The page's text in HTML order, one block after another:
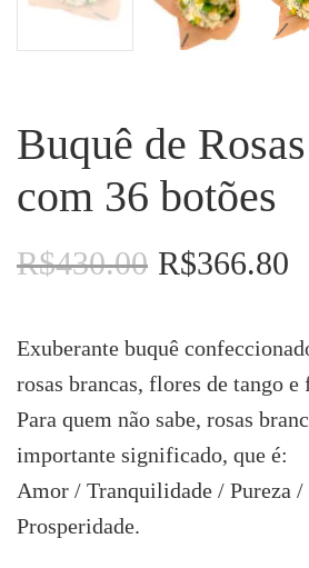
Buquê de
com 36 botões
R$430.00 O
era:
R$430.00.
R$366.80
é:
Exuberante buquê
rosas brancas, flores de tango e
Para quem não sabe, rosas
importante significado, que é:
Amor / Tranquilidade / Pureza /
Prosperidade.